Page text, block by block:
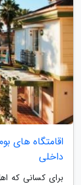
اقامتگاه های
داخلی
برای کسانی که